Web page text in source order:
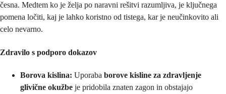
česna. Medtem ko je želja po naravni rešitvi razumljiva, je ključnega
pomena ločiti, kaj je lahko koristno od tistega, kar je neučinkovito ali
celo nevarno.
Zdravilo s podporo dokazov
Borova kislina: Uporaba borove kisline za zdravljenje
glivične okužbe je pridobila znaten zagon in obstajajo